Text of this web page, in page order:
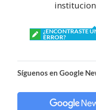
¿ENCONTRASTE
ERROR?
Síguenos en Google